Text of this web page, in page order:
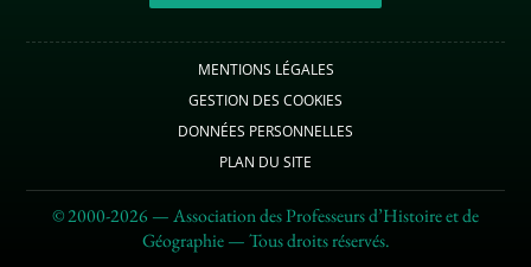
MENTIONS LÉGALES
GESTION DES COOKIES
DONNÉES PERSONNELLES
PLAN DU SITE
© 2000-2026 — Association des Professeurs d’Histoire et de
Géographie — Tous droits réservés.